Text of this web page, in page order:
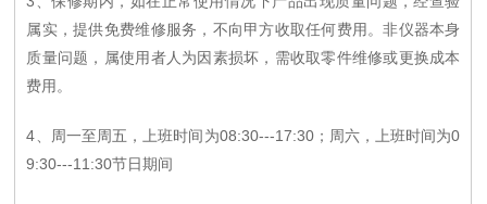
属实，提供免费维修服务，不向甲方收取任何费用。非仪器本身
质量问题，属使用者人为因素损坏，需收取零件维修或更换成本
费用。
4、周一至周五，上班时间为08:30---17:30；周六，上班时间为0
9:30---11:30节日期间